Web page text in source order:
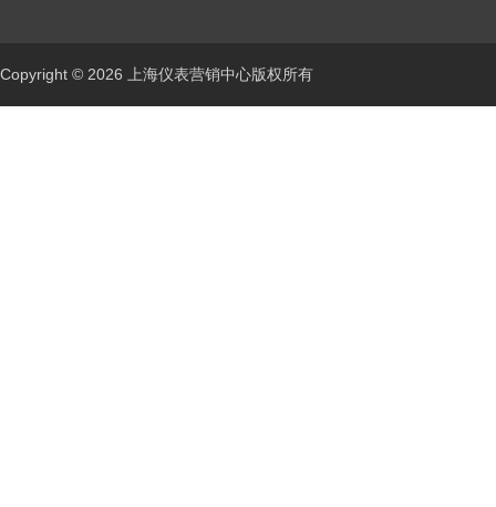
Copyright © 2026 上海仪表营销中心版权所有